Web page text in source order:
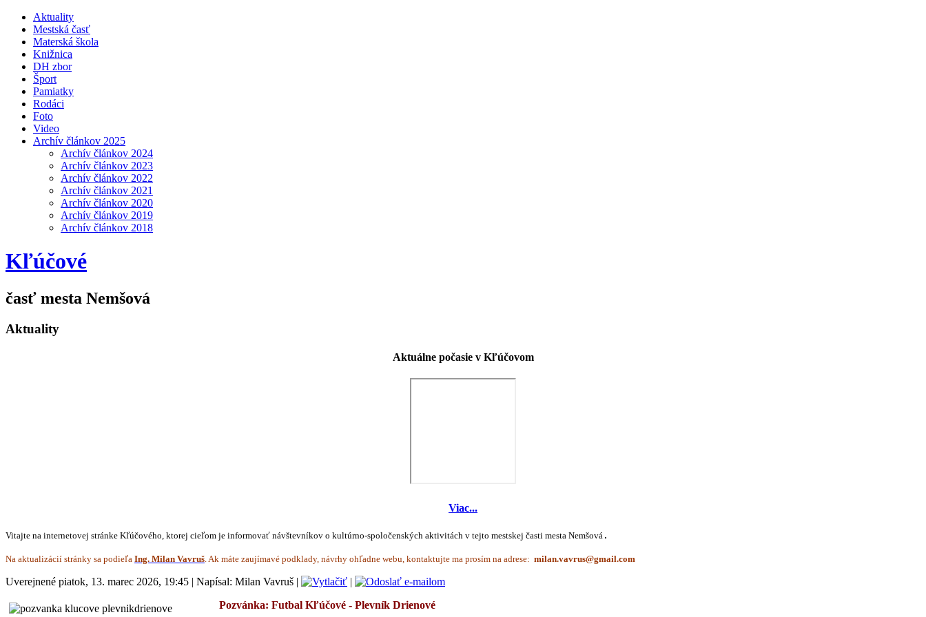
Aktuality
Mestská časť
Materská škola
Knižnica
DH zbor
Šport
Pamiatky
Rodáci
Foto
Video
Archív článkov 2025
Archív článkov 2024
Archív článkov 2023
Archív článkov 2022
Archív článkov 2021
Archív článkov 2020
Archív článkov 2019
Archív článkov 2018
Kľúčové
časť mesta Nemšová
Aktuality
Aktuálne počasie v Kľúčovom
Viac...
Vitajte na internetovej stránke Kľúčového, ktorej cieľom je informovať návštevníkov o kultúrno-spoločenských aktivitách v tejto mestskej časti mesta Nemšová .
Na aktualizácií stránky sa podieľa Ing. Milan Vavruš . Ak máte zaujímavé podklady, návrhy ohľadne webu, kontaktujte ma prosím na adrese:
Uverejnené piatok, 13. marec 2026, 19:45 | Napísal: Milan Vavruš |
|
Pozvánka: Futbal Kľúčové - Plevník Drienové